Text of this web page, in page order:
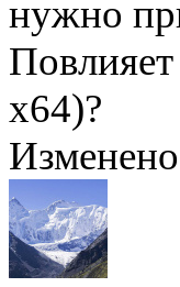
нужно
х64)?